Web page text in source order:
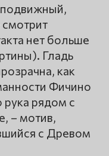
нет больше
Гладь
как
Фичино
рука рядом с
– мотив,
с Древом